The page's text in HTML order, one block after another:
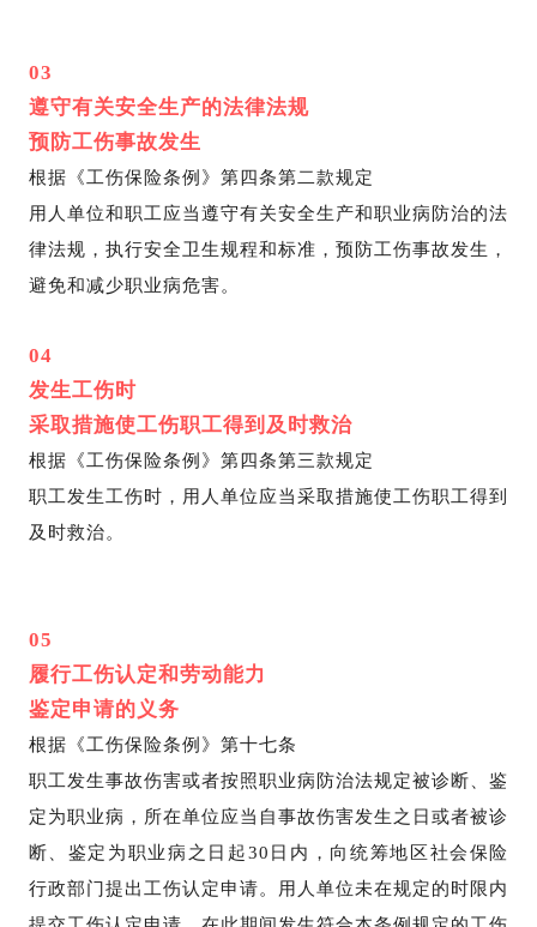
03
遵守有关安全生产的法律法规
预防工伤事故发生
根据《工伤保险条例》第四条第二款规定
用人单位和职工应当遵守有关安全生产和职业病防治的法
律法规，执行安全卫生规程和标准，预防工伤事故发生，
避免和减少职业病危害。
04
发生工伤时
采取措施使工伤职工得到及时救治
根据《工伤保险条例》第四条第三款规定
职工发生工伤时，用人单位应当采取措施使工伤职工得到
及时救治。
05
履行工伤认定和劳动能力
鉴定申请的义务
根据《工伤保险条例》第十七条
职工发生事故伤害或者按照职业病防治法规定被诊断、鉴
定为职业病，所在单位应当自事故伤害发生之日或者被诊
断、鉴定为职业病之日起30日内，向统筹地区社会保险
行政部门提出工伤认定申请。用人单位未在规定的时限内